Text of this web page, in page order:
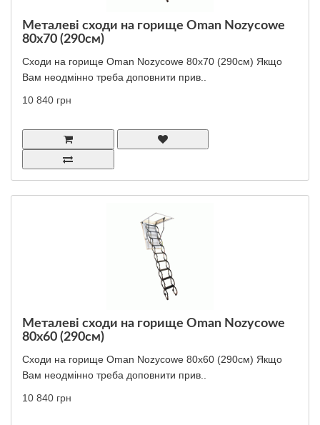
Металеві сходи на горище Oman Nozycowe
80x70 (290см)
Сходи на горище Oman Nozycowe 80x70 (290см) Якщо
Вам неодмінно треба доповнити прив..
10 840 грн
Металеві сходи на горище Oman Nozycowe
80x60 (290см)
Сходи на горище Oman Nozycowe 80x60 (290см) Якщо
Вам неодмінно треба доповнити прив..
10 840 грн